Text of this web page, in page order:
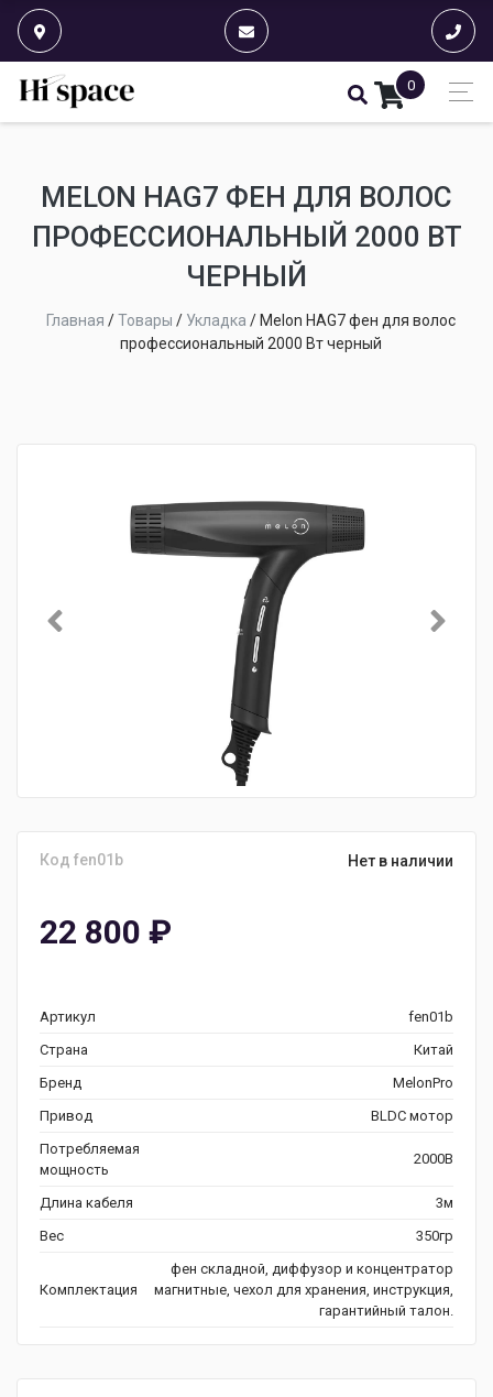
0
MELON HAG7 ФЕН ДЛЯ ВОЛОС
ПРОФЕССИОНАЛЬНЫЙ 2000 ВТ
ЧЕРНЫЙ
Главная /Товары / Укладка / Melon HAG7 фен для волос
профессиональный 2000 Вт черный
Код fen01b Нет в наличии
22 800 ₽
Артикул
fen01b
Страна
Китай
Бренд
MelonPro
Привод
BLDC мотор
Потребляемая
мощность
2000В
Длина кабеля
3м
Вес
350гр
Комплектация
фен складной, диффузор и концентратор
магнитные, чехол для хранения, инструкция,
гарантийный талон.